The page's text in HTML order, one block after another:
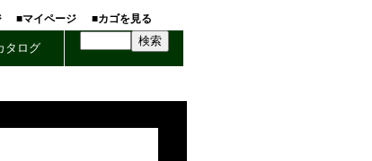
■マイページ ■カゴを見る
タログ